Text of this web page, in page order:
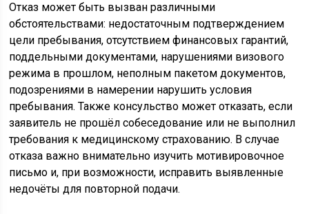
Отказ может быть вызван различными
обстоятельствами: недостаточным подтверждением
цели пребывания, отсутствием финансовых гарантий,
поддельными документами, нарушениями визового
режима в прошлом, неполным пакетом документов,
подозрениями в намерении нарушить условия
пребывания. Также консульство может отказать, если
заявитель не прошёл собеседование или не выполнил
требования к медицинскому страхованию. В случае
отказа важно внимательно изучить мотивировочное
письмо и, при возможности, исправить выявленные
недочёты для повторной подачи.